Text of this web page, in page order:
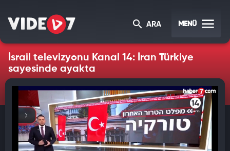
ARA MENÜ
İsrail televizyonu Kanal 14: İran Türkiye
sayesinde ayakta